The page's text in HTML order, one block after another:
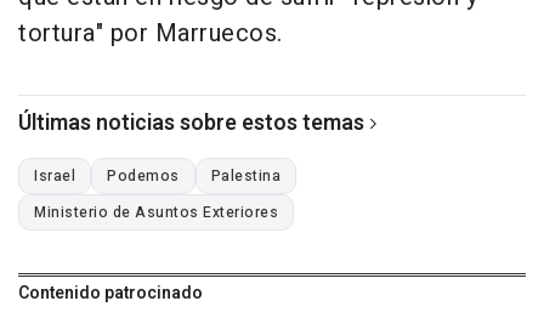
tortura" por Marruecos.
Últimas noticias sobre estos temas
Israel Podemos
Palestina
Ministerio de Asuntos Exteriores
Contenido patrocinado